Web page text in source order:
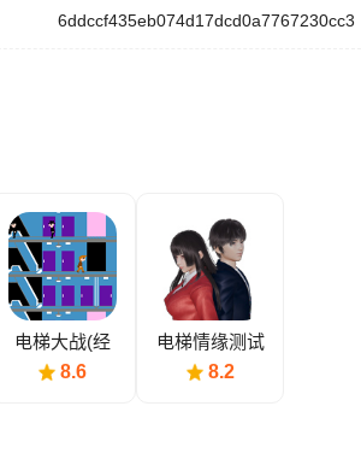
6ddccf435eb074d17dcd0a7767230cc3
电梯大战(经
典动作)
8.6
电梯情缘测试
版8.2